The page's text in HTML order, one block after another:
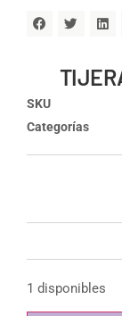
SKU
Categorías
1 disponibles